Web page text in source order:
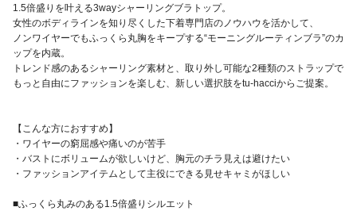
1.5倍盛りを叶える3wayシャーリングブラトップ。
女性のボディラインを知り尽くした下着専門店のノウハウを活かして、
ノンワイヤーでもふっくら丸胸をキープする“モーニングルーティンブラ”のカ
ップを内蔵。
トレンド感のあるシャーリング素材と、取り外し可能な2種類のストラップで
もっと自由にファッションを楽しむ、新しい選択肢をtu-hacciからご提案。
【こんな方におすすめ】
・ワイヤーの窮屈感や痛いのが苦手
・バストにボリュームが欲しいけど、胸元のチラ見えは避けたい
・ファッションアイテムとして主役にできる見せキャミがほしい
■ふっくら丸みのある1.5倍盛りシルエット